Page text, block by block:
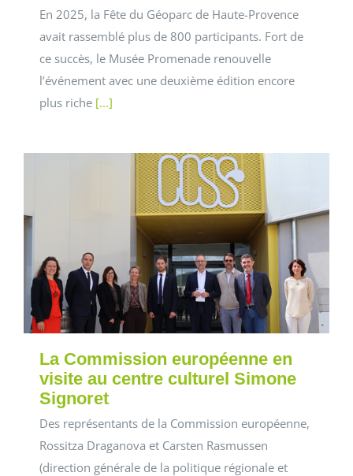
En 2025, la Fête du Géoparc de Haute-Provence
avait rassemblé plus de 800 participants. Fort de
ce succès, le Musée Promenade renouvelle
l’événement avec une deuxième édition encore
plus riche [...]
La Commission européenne en
visite au centre culturel Simone
Signoret
Des représentants de la Commission européenne,
Rossitza Draganova et Carsten Rasmussen
(direction générale de la politique régionale et